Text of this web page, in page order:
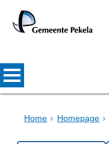
Home Homepage